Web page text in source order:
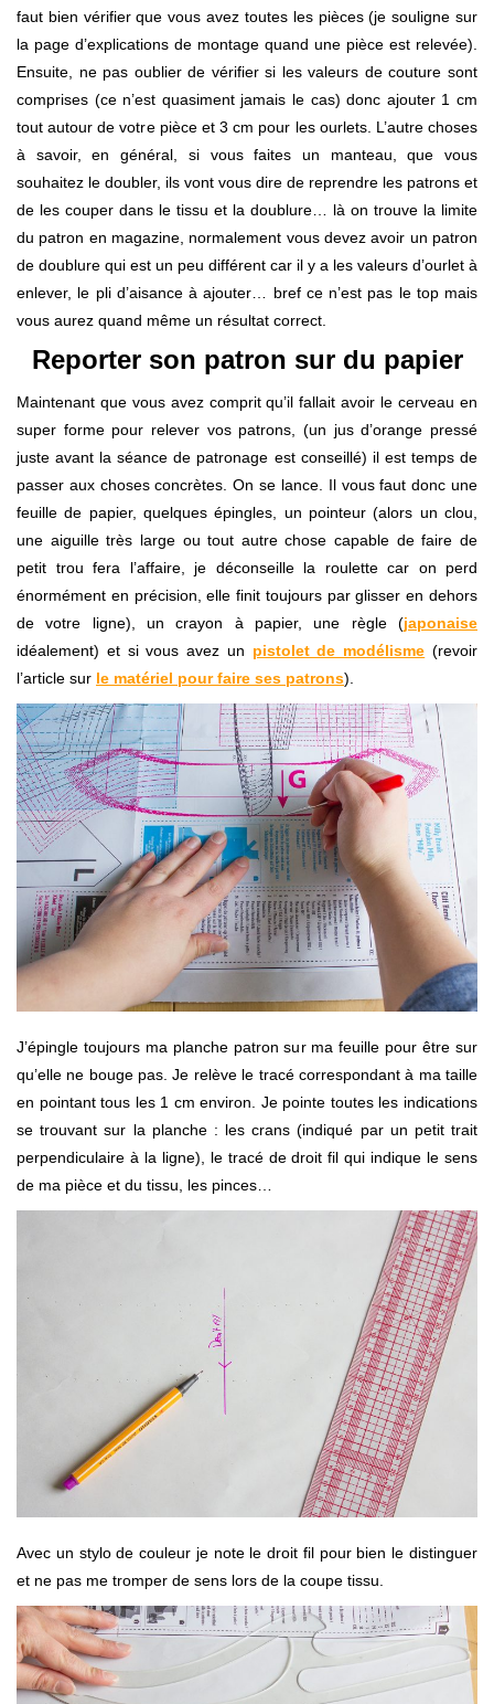
faut bien vérifier que vous avez toutes les pièces (je souligne sur
la page d’explications de montage quand une pièce est relevée).
Ensuite, ne pas oublier de vérifier si les valeurs de couture sont
comprises (ce n’est quasiment jamais le cas) donc ajouter 1 cm
tout autour de votre pièce et 3 cm pour les ourlets. L’autre choses
à savoir, en général, si vous faites un manteau, que vous
souhaitez le doubler, ils vont vous dire de reprendre les patrons et
de les couper dans le tissu et la doublure… là on trouve la limite
du patron en magazine, normalement vous devez avoir un patron
de doublure qui est un peu différent car il y a les valeurs d’ourlet à
enlever, le pli d’aisance à ajouter… bref ce n’est pas le top mais
vous aurez quand même un résultat correct.
Reporter son patron sur du papier
Maintenant que vous avez comprit qu’il fallait avoir le cerveau en
super forme pour relever vos patrons, (un jus d’orange pressé
juste avant la séance de patronage est conseillé) il est temps de
passer aux choses concrètes. On se lance. Il vous faut donc une
feuille de papier, quelques épingles, un pointeur (alors un clou,
une aiguille très large ou tout autre chose capable de faire de
petit trou fera l’affaire, je déconseille la roulette car on perd
énormément en précision, elle finit toujours par glisser en dehors
de votre ligne), un crayon à papier, une règle (japonaise
idéalement) et si vous avez un pistolet de modélisme (revoir
l’article sur le matériel pour faire ses patrons).
J’épingle toujours ma planche patron sur ma feuille pour être sur
qu’elle ne bouge pas.Je relève le tracé correspondant à ma taille
en pointant tous les 1 cm environ. Je pointe toutes les indications
se trouvant sur la planche : les crans (indiqué par un petit trait
perpendiculaire à la ligne), le tracé de droit fil qui indique le sens
de ma pièce et du tissu, les pinces…
Avec un stylo de couleur je note le droit fil pour bien le distinguer
et ne pas me tromper de sens lors de la coupe tissu.